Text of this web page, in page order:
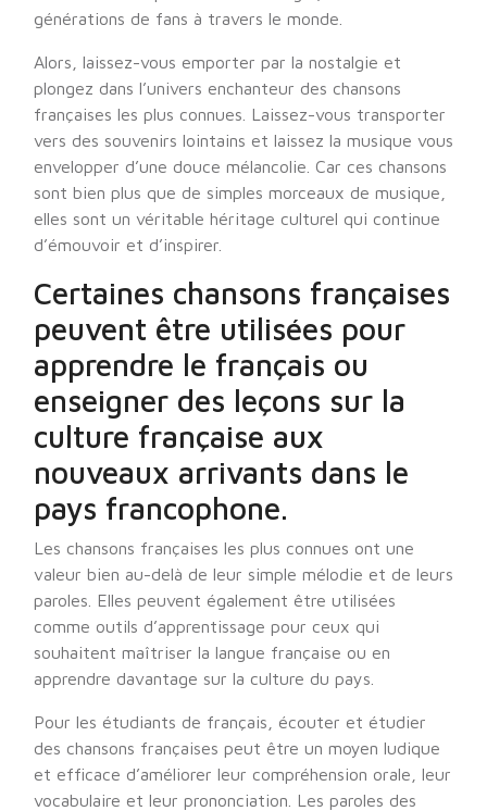
générations de fans à travers le monde.
Alors, laissez-vous emporter par la nostalgie et
plongez dans l’univers enchanteur des chansons
françaises les plus connues. Laissez-vous transporter
vers des souvenirs lointains et laissez la musique vous
envelopper d’une douce mélancolie. Car ces chansons
sont bien plus que de simples morceaux de musique,
elles sont un véritable héritage culturel qui continue
d’émouvoir et d’inspirer.
Certaines chansons françaises
peuvent être utilisées pour
apprendre le français ou
enseigner des leçons sur la
culture française aux
nouveaux arrivants dans le
pays francophone.
Les chansons françaises les plus connues ont une
valeur bien au-delà de leur simple mélodie et de leurs
paroles. Elles peuvent également être utilisées
comme outils d’apprentissage pour ceux qui
souhaitent maîtriser la langue française ou en
apprendre davantage sur la culture du pays.
Pour les étudiants de français, écouter et étudier
des chansons françaises peut être un moyen ludique
et efficace d’améliorer leur compréhension orale, leur
vocabulaire et leur prononciation. Les paroles des